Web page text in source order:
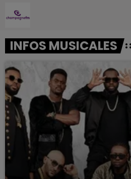
INFOS MUSICALES